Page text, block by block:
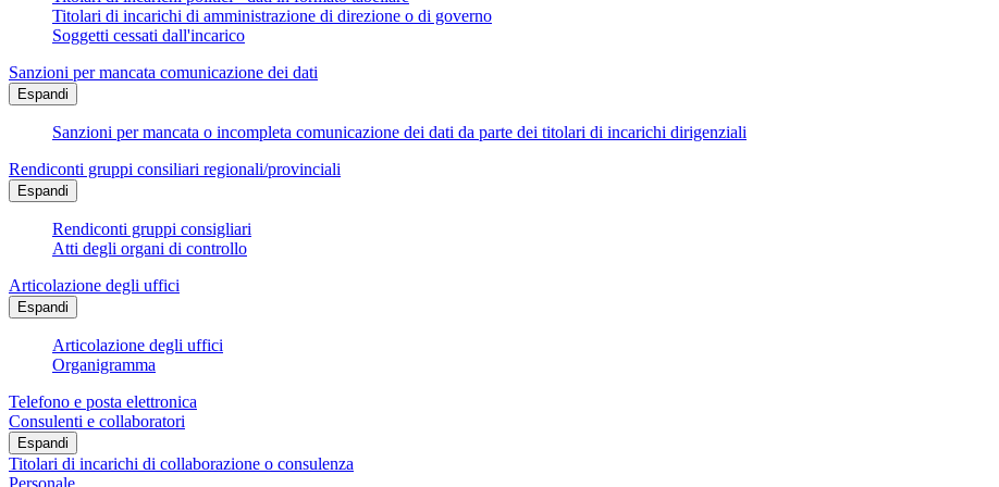
Titolari di incarichi di amministrazione di direzione o di governo
Soggetti cessati dall'incarico
Sanzioni per mancata comunicazione dei dati
Espandi
Sanzioni per mancata o incompleta comunicazione dei dati da parte dei titolari di incarichi dirigenziali
Rendiconti gruppi consiliari regionali/provinciali
Espandi
Rendiconti gruppi consigliari
Atti degli organi di controllo
Articolazione degli uffici
Espandi
Articolazione degli uffici
Organigramma
Telefono e posta elettronica
Consulenti e collaboratori
Espandi
Titolari di incarichi di collaborazione o consulenza
Personale